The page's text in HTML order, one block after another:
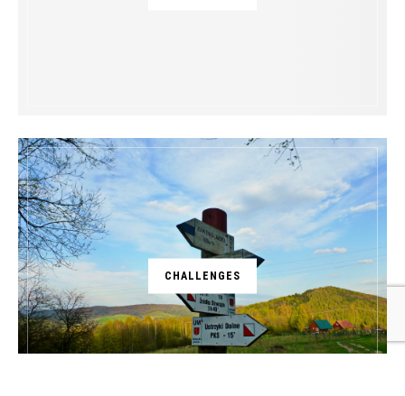
CHALLENGES